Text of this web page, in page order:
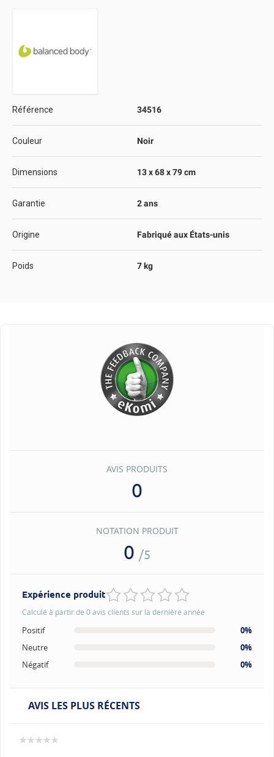
Référence 34516
Couleur Noir
Dimensions 13 x 68 x 79 cm
Garantie 2 ans
Origine Fabriqué aux États-unis
Poids 7 kg
AVIS PRODUITS
0
NOTATION PRODUIT
0 /5
Expérience produit
Calculé à partir de 0 avis clients sur la dernière année
Positif
0%
Neutre
0%
Négatif
0%
AVIS LES PLUS RÉCENTS